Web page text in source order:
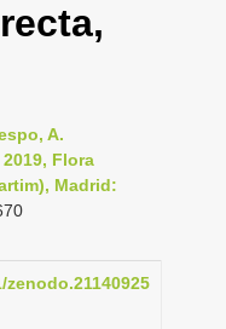
A.
Flora
Madrid: